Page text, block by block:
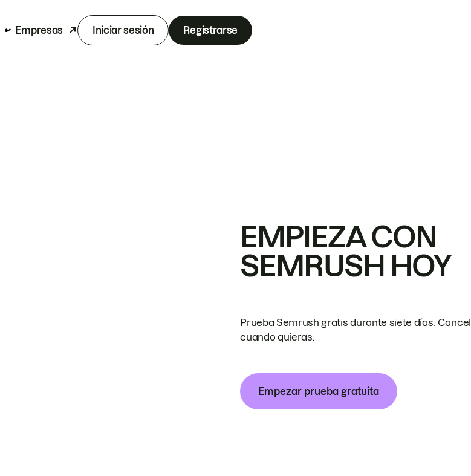
Empresas Iniciar sesión Registrarse
EMPIEZA CON
SEMRUSH HOY
Prueba Semrush gratis durante siete días.
cuando quieras.
Empezar prueba gratuita